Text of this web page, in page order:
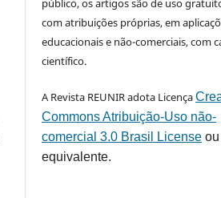
público, os artigos são de uso
com atribuições próprias, em
educacionais e não-comerciais, com
científico.
A Revista REUNIR adota Licença
Commons Atribuição-Uso não-
comercial 3.0 Brasil License
equivalente.